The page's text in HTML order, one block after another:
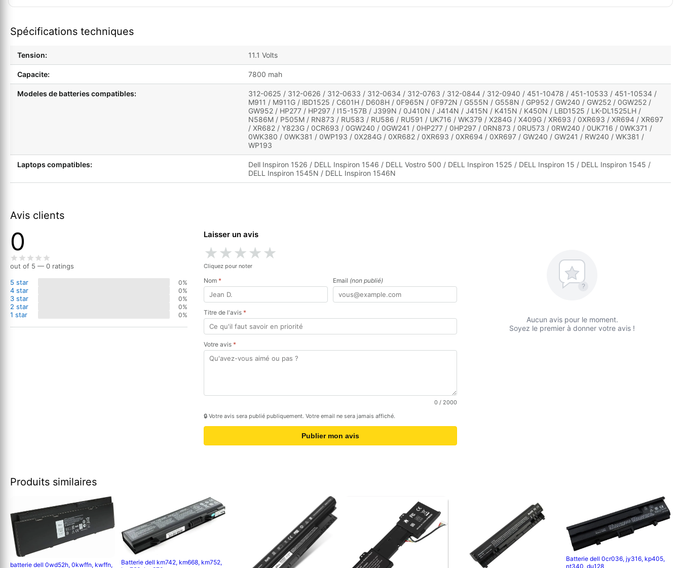
Spécifications techniques
Tension: 11.1 Volts
Capacite: 7800 mah
Modeles de batteries compatibles:
312-0625 / 312-0626 / 312-0633 / 312-0634 / 312-0763 / 312-0844 / 312-0940 / 451-10478 / 451-10533 / 451-10534 /
M911 / M911G / lBD1525 / C601H / D608H / 0F965N / 0F972N / G555N / G558N / GP952 / GW240 / GW252 / 0GW252 /
GW952 / HP277 / HP297 / I15-157B / J399N / 0J410N / J414N / J415N / K415N / K450N / LBD1525 / LK-DL1525LH /
N586M / P505M / RN873 / RU583 / RU586 / RU591 / UK716 / WK379 / X284G / X409G / XR693 / 0XR693 / XR694 / XR697
/ XR682 / Y823G / 0CR693 / 0GW240 / 0GW241 / 0HP277 / 0HP297 / 0RN873 / 0RU573 / 0RW240 / 0UK716 / 0WK371 /
0WK380 / 0WK381 / 0WP193 / 0X284G / 0XR682 / 0XR693 / 0XR694 / 0XR697 / GW240 / GW241 / RW240 / WK381 /
WP193
Laptops compatibles:
Dell Inspiron 1526 / DELL Inspiron 1546 / DELL Vostro 500 / DELL Inspiron 1525 / DELL Inspiron 15 / DELL Inspiron 1545 /
DELL Inspiron 1545N / DELL Inspiron 1546N
Avis clients
0
out of 5 — 0 ratings
5 star
0%
4 star 0%
3 star 0%
2 star 0%
1 star 0%
Laisser un avis
★★★★★
Cliquez pour noter
Nom * Email (non publié)
Titre de l'avis *
Votre avis *
0 / 2000
🔒 Votre avis sera publié publiquement. Votre email ne sera jamais affiché.
Publier mon avis
?
Aucun avis pour le moment.
Soyez le premier à donner votre avis !
Produits similaires
batterie dell 0wd52h, 0kwffn, kwffn,
Batterie dell km742, km668, km752,
Batterie dell 0cr036, jy316, kp405,
nt340, du128